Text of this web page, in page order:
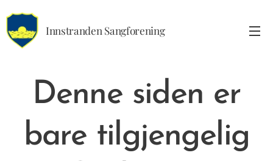
Innstranden Sangforening
Denne siden er
bare tilgjengelig